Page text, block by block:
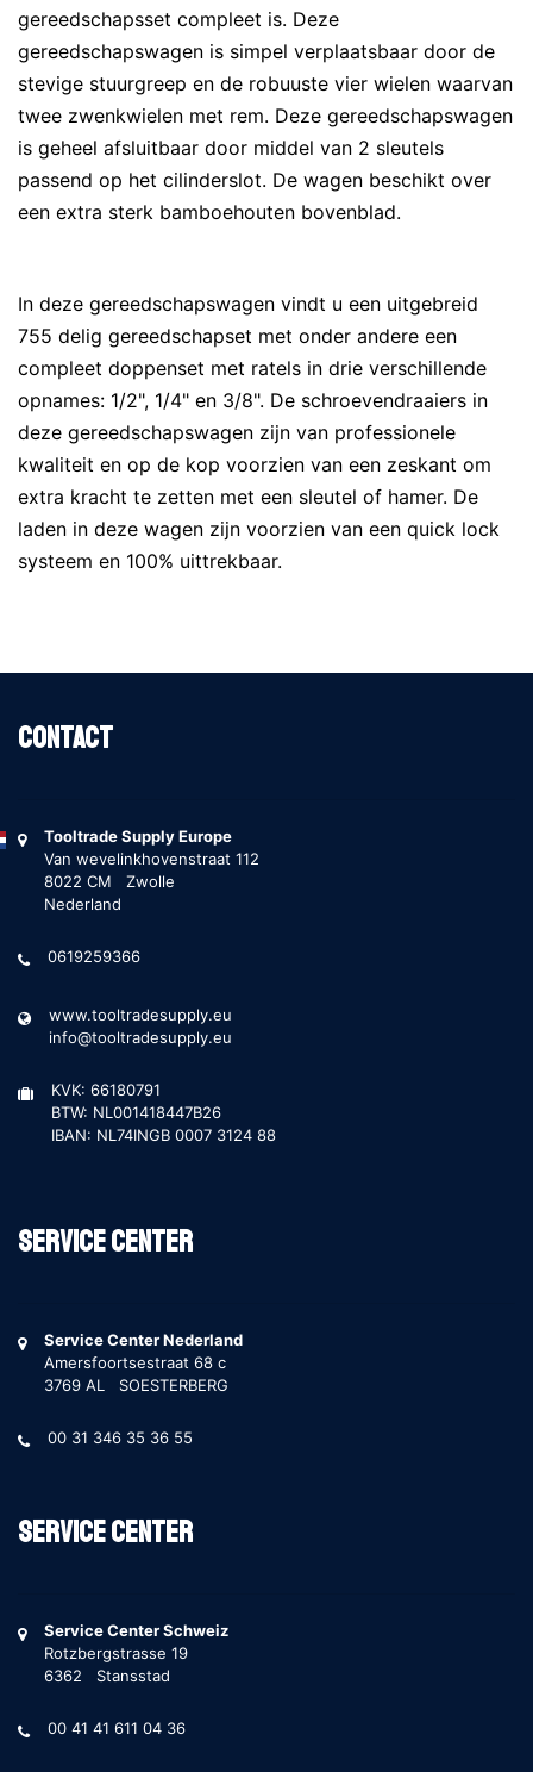
gereedschapsset compleet is. Deze
gereedschapswagen is simpel verplaatsbaar door de
stevige stuurgreep en de robuuste vier wielen waarvan
twee zwenkwielen met rem. Deze gereedschapswagen
is geheel afsluitbaar door middel van 2 sleutels
passend op het cilinderslot. De wagen beschikt over
een extra sterk bamboehouten bovenblad.
In deze gereedschapswagen vindt u een uitgebreid
755 delig gereedschapset met onder andere een
compleet doppenset met ratels in drie verschillende
opnames: 1/2", 1/4" en 3/8". De schroevendraaiers in
deze gereedschapswagen zijn van professionele
kwaliteit en op de kop voorzien van een zeskant om
extra kracht te zetten met een sleutel of hamer. De
laden in deze wagen zijn voorzien van een quick lock
systeem en 100% uittrekbaar.
Contact
Tooltrade Supply Europe
Van wevelinkhovenstraat 112
8022 CM Zwolle
Nederland
0619259366
www.tooltradesupply.eu
info@tooltradesupply.eu
KVK: 66180791
BTW: NL001418447B26
IBAN: NL74INGB 0007 3124 88
Service Center
Service Center Nederland
Amersfoortsestraat 68 c
3769 AL SOESTERBERG
00 31 346 35 36 55
Service Center
Service Center Schweiz
Rotzbergstrasse 19
6362 Stansstad
00 41 41 611 04 36